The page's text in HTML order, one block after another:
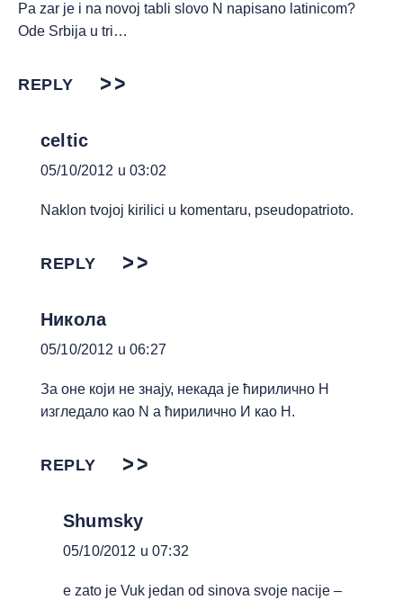
Pa zar je i na novoj tabli slovo N napisano latinicom?
Ode Srbija u tri…
REPLY
celtic
05/10/2012 u 03:02
Naklon tvojoj kirilici u komentaru, pseudopatrioto.
REPLY
Никола
05/10/2012 u 06:27
За оне који не знају, некада је ћирилично Н
изгледало као N а ћирилично И као Н.
REPLY
Shumsky
05/10/2012 u 07:32
e zato je Vuk jedan od sinova svoje nacije –